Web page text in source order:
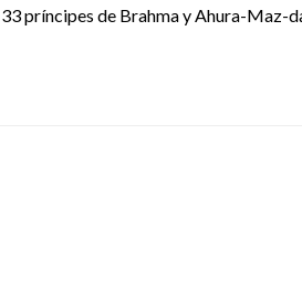
príncipes de Brahma y Ahura-Maz-